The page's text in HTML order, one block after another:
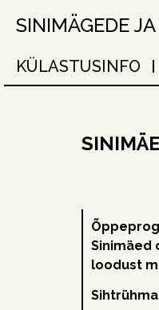
SINIMÄGEDE
KÜLASTUSINFO
Sinimäed
loodust